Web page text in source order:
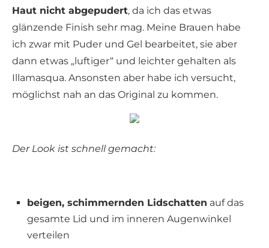
Haut nicht abgepudert, da ich das etwas
glänzende Finish sehr mag. Meine Brauen habe
ich zwar mit Puder und Gel bearbeitet, sie aber
dann etwas „luftiger“ und leichter gehalten als
Illamasqua. Ansonsten aber habe ich versucht,
möglichst nah an das Original zu kommen.
Der Look ist schnell gemacht:
beigen, schimmernden Lidschatten auf das
gesamte Lid und im inneren Augenwinkel
verteilen